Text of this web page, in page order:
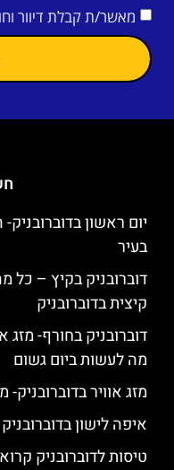
מאשר/ת קבלת דיוור
יום ראשון
בעיר
דוברובניק בקיץ –
קיצית בדוברובניק
דוברובניק בחורף-
מה לעשות ביום גשום
מזג אוויר
איפה לישון
טיסות לדוברובניק